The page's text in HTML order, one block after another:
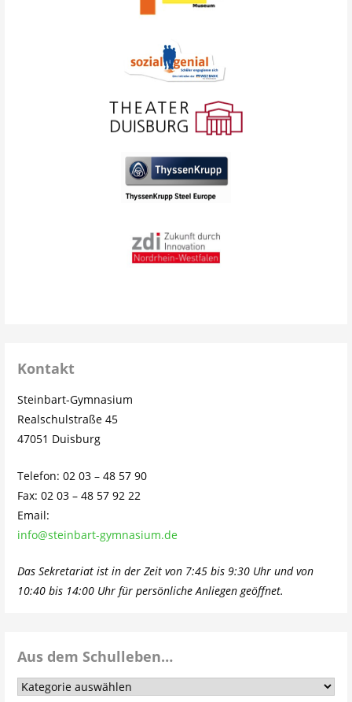
Kontakt
Steinbart-Gymnasium
Realschulstraße 45
47051 Duisburg
Telefon: 02 03 – 48 57 90
Fax: 02 03 – 48 57 92 22
Email:
info@steinbart-gymnasium.de
Das Sekretariat ist in der Zeit von 7:45 bis 9:30 Uhr und von
10:40 bis 14:00 Uhr für persönliche Anliegen geöffnet.
Aus dem Schulleben…
Aus